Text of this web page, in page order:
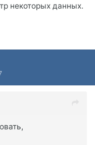
некоторых данных.